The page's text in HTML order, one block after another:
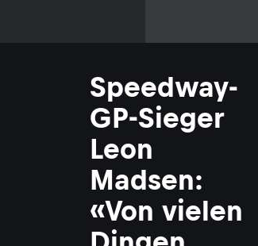
Speedway-
GP-Sieger
Leon
Madsen:
«Von vielen